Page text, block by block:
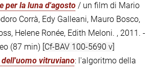
per la luna d'agosto / un film di Mario
Corrà, Edy Galleani, Mauro Bosco,
Helene Ronée, Edith Meloni. , 2011. -
(87 min) [Cf-BAV 100-5690 v]
dell'uomo vitruviano: l'algoritmo della